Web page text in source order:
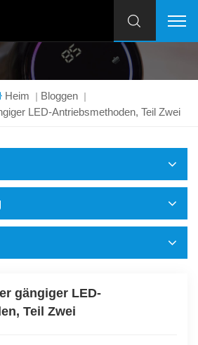
Heim | Bloggen |
LED-Antriebsmethoden, Teil Zwei
gängiger LED-
Teil Zwei